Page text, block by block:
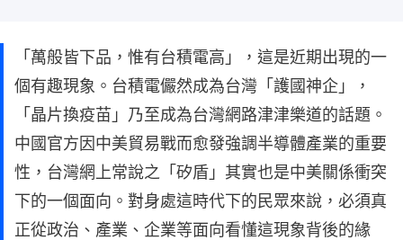
「萬般皆下品，惟有台積電高」，這是近期出現的一
個有趣現象。台積電儼然成為台灣「護國神企」，
「晶片換疫苗」乃至成為台灣網路津津樂道的話題。
中國官方因中美貿易戰而愈發強調半導體產業的重要
性，台灣網上常說之「矽盾」其實也是中美關係衝突
下的一個面向。對身處這時代下的民眾來說，必須真
正從政治、產業、企業等面向看懂這現象背後的緣